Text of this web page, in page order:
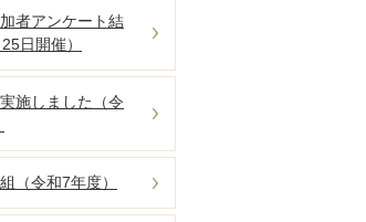
者アンケート結
日開催）
施しました（令
（令和7年度）